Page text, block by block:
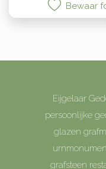
Bewaar
Eijgelaar
persoonlijke
glazen
grafsteen